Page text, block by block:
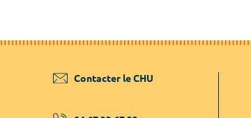
Contacter le CHU